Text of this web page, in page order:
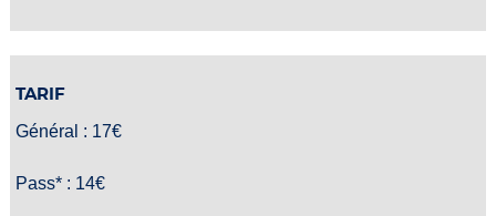
TARIF
Général : 17€
Pass* : 14€